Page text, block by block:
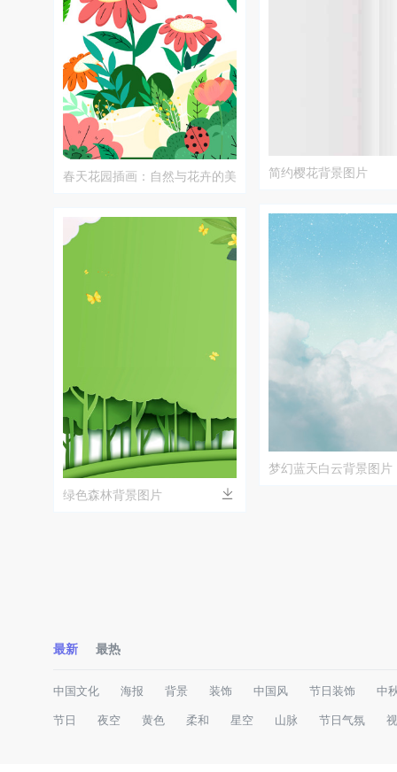
春天花园插画：自然与花卉的美
绿色森林背景图片
简约樱花背景图片
梦幻蓝天白云背景图片
最新 最热
中国文化 海报 背景 装饰 中国风 节日装饰 中
节日 夜空 黄色 柔和 星空 山脉 节日气氛